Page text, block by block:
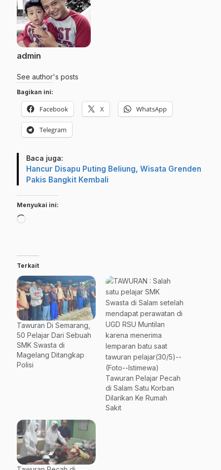
admin
See author's posts
Bagikan ini:
Facebook X WhatsApp
Telegram
Baca juga:
Hancur Disapu Puting Beliung, Wisata Grenden
Pakis Bangkit Kembali
Menyukai ini:
Memuat...
Terkait
Tawuran Di Semarang,
50 Pelajar Dari Sebuah
SMK Swasta di
Magelang Ditangkap
Polisi
Tawuran Pelajar Pecah
di Salam Satu Korban
Dilarikan Ke Rumah
Sakit